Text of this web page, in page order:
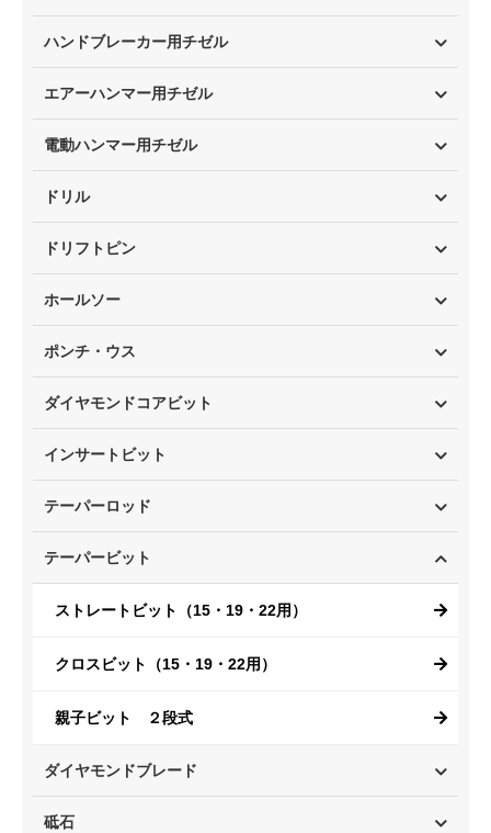
ハンドブレーカー用チゼル
エアーハンマー用チゼル
電動ハンマー用チゼル
ドリル
ドリフトピン
ホールソー
ポンチ・ウス
ダイヤモンドコアビット
インサートビット
テーパーロッド
テーパービット
ストレートビット（15・19・22用）
クロスビット（15・19・22用）
親子ビット ２段式
ダイヤモンドブレード
砥石